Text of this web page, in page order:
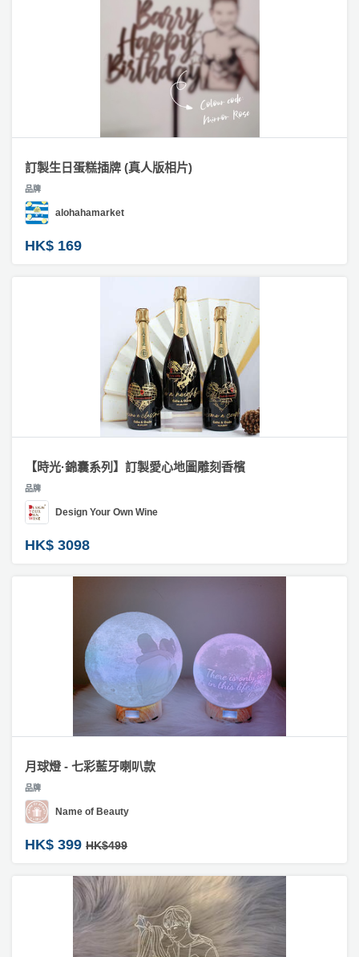
訂製生日蛋糕插牌 (真人版相片)
品牌
alohahamarket
HK$ 169
【時光·錦囊系列】訂製愛心地圖雕刻香檳
品牌
Design Your Own Wine
HK$ 3098
月球燈 - 七彩藍牙喇叭款
品牌
Name of Beauty
HK$ 399 HK$499